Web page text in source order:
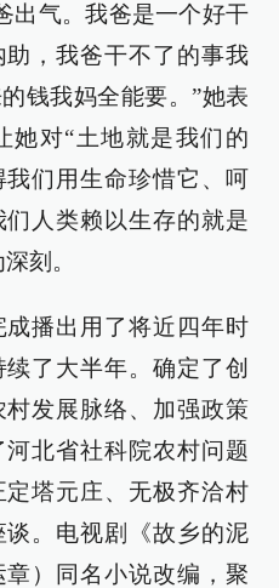
出气。我爸是一个好干
，我爸干不了的事我
钱我妈全能要。”她表
她对“土地就是我们的
们用生命珍惜它、呵
人类赖以生存的就是
刻。
播出用了将近四年时
了大半年。确定了创
发展脉络、加强政策
北省社科院农村问题
塔元庄、无极齐洽村
。电视剧《故乡的泥
）同名小说改编，聚